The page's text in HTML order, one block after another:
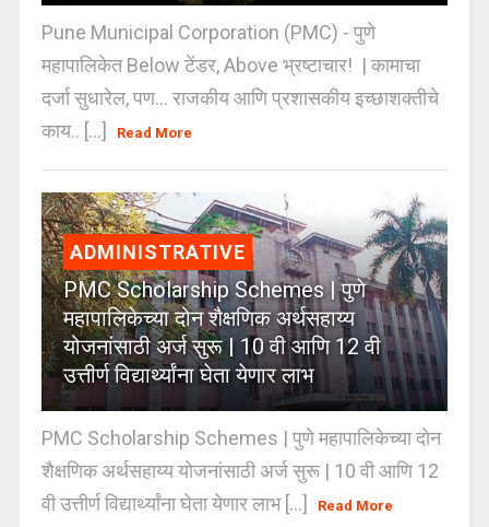
Pune Municipal Corporation (PMC) - पुणे
महापालिकेत Below टेंडर, Above भ्रष्टाचार! | कामाचा
दर्जा सुधारेल, पण… राजकीय आणि प्रशासकीय इच्छाशक्तीचे
काय.. [...]
Read More
ADMINISTRATIVE
PMC Scholarship Schemes | पुणे
महापालिकेच्या दोन शैक्षणिक अर्थसहाय्य
योजनांसाठी अर्ज सुरू | 10 वी आणि 12 वी
उत्तीर्ण विद्यार्थ्यांना घेता येणार लाभ
PMC Scholarship Schemes | पुणे महापालिकेच्या दोन
शैक्षणिक अर्थसहाय्य योजनांसाठी अर्ज सुरू | 10 वी आणि 12
वी उत्तीर्ण विद्यार्थ्यांना घेता येणार लाभ [...]
Read More